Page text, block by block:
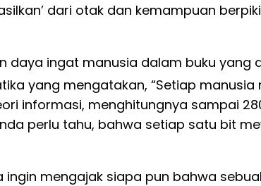
dari otak dan kemampuan
ingat manusia dalam buku yang
yang mengatakan, “Setiap manusia
informasi, menghitungnya sampai
perlu tahu, bahwa setiap satu bit
ingin mengajak siapa pun bahwa